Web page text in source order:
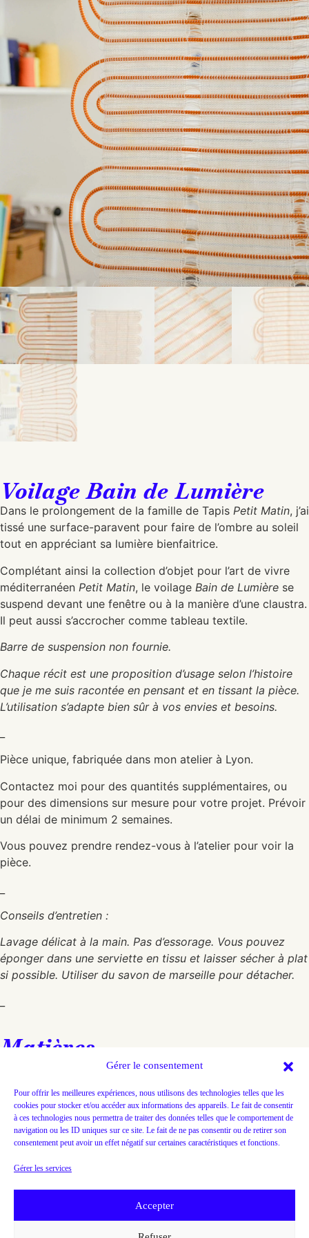
Gérer le consentement
Pour offrir les meilleures expériences, nous utilisons des technologies telles que les
cookies pour stocker et/ou accéder aux informations des appareils. Le fait de consentir
à ces technologies nous permettra de traiter des données telles que le comportement de
navigation ou les ID uniques sur ce site. Le fait de ne pas consentir ou de retirer son
consentement peut avoir un effet négatif sur certaines caractéristiques et fonctions.
Gérer les services
Accepter
Voilage Bain de Lumière
Dans le prolongement de la famille de Tapis Petit Matin, j’ai
tissé une surface-paravent pour faire de l’ombre au soleil
tout en appréciant sa lumière bienfaitrice.
Complétant ainsi la collection d’objet pour l’art de vivre
méditerranéen Petit Matin, le voilage Bain de Lumière se
suspend devant une fenêtre ou à la manière d’une claustra.
Il peut aussi s’accrocher comme tableau textile.
Barre de suspension non fournie.
Chaque récit est une proposition d’usage selon l’histoire
que je me suis racontée en pensant et en tissant la pièce.
L’utilisation s’adapte bien sûr à vos envies et besoins.
Pièce unique, fabriquée dans mon atelier à Lyon.
Contactez moi pour des quantités supplémentaires, ou
pour des dimensions sur mesure pour votre projet. Prévoir
un délai de minimum 2 semaines.
Vous pouvez prendre rendez-vous à l’atelier pour voir la
pièce.
Conseils d’entretien :
Lavage délicat à la main. Pas d’essorage. Vous pouvez
éponger dans une serviette en tissu et laisser sécher à plat
si possible. Utiliser du savon de marseille pour détacher.
Matières
Coton, lin, corde de bateau
Dimensions
58 x 67
Prix
Ajouter au panier